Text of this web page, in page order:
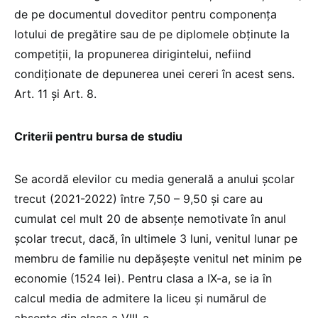
de pe documentul doveditor pentru componența
lotului de pregătire sau de pe diplomele obținute la
competiții, la propunerea dirigintelui, nefiind
condiționate de depunerea unei cereri în acest sens.
Art. 11 și Art. 8.
Criterii pentru bursa de studiu
Se acordă elevilor cu media generală a anului școlar
trecut (2021-2022) între 7,50 – 9,50 și care au
cumulat cel mult 20 de absențe nemotivate în anul
școlar trecut, dacă, în ultimele 3 luni, venitul lunar pe
membru de familie nu depășește venitul net minim pe
economie (1524 lei). Pentru clasa a IX-a, se ia în
calcul media de admitere la liceu și numărul de